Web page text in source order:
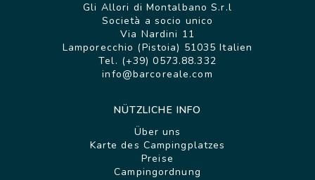
Gli Allori di Montalbano S.r.l
Società a socio unico
Via Nardini 11
Lamporecchio (Pistoia) 51035 Italien
Tel. (+39) 0573.88.332
info@barcoreale.com
NÜTZLICHE INFO
Über uns
Karte des Campingplatzes
Preise
Campingordnung